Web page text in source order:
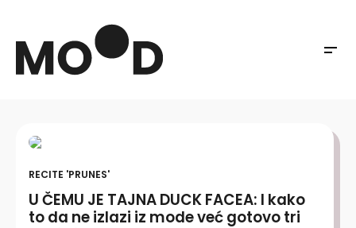
RECITE 'PRUNES'
U ČEMU JE TAJNA DUCK FACEA: I kako
to da ne izlazi iz mode već gotovo tri